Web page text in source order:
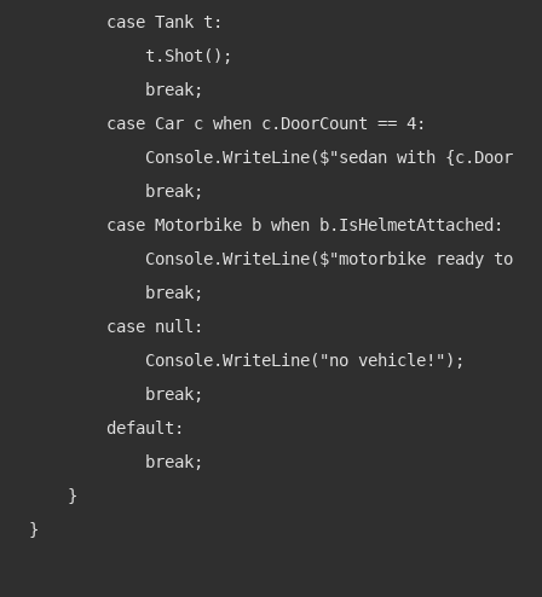
        case Tank t:
            t.Shot();
            break;
        case Car c when c.DoorCount == 4:
Console.WriteLine($"sedan with
            break;
        case Motorbike b when b.IsHelmetAttached:
Console.WriteLine($"motorbike ready to
            break;
        case null:
            Console.WriteLine("no vehicle!");
            break;
        default:
            break;
    }
}